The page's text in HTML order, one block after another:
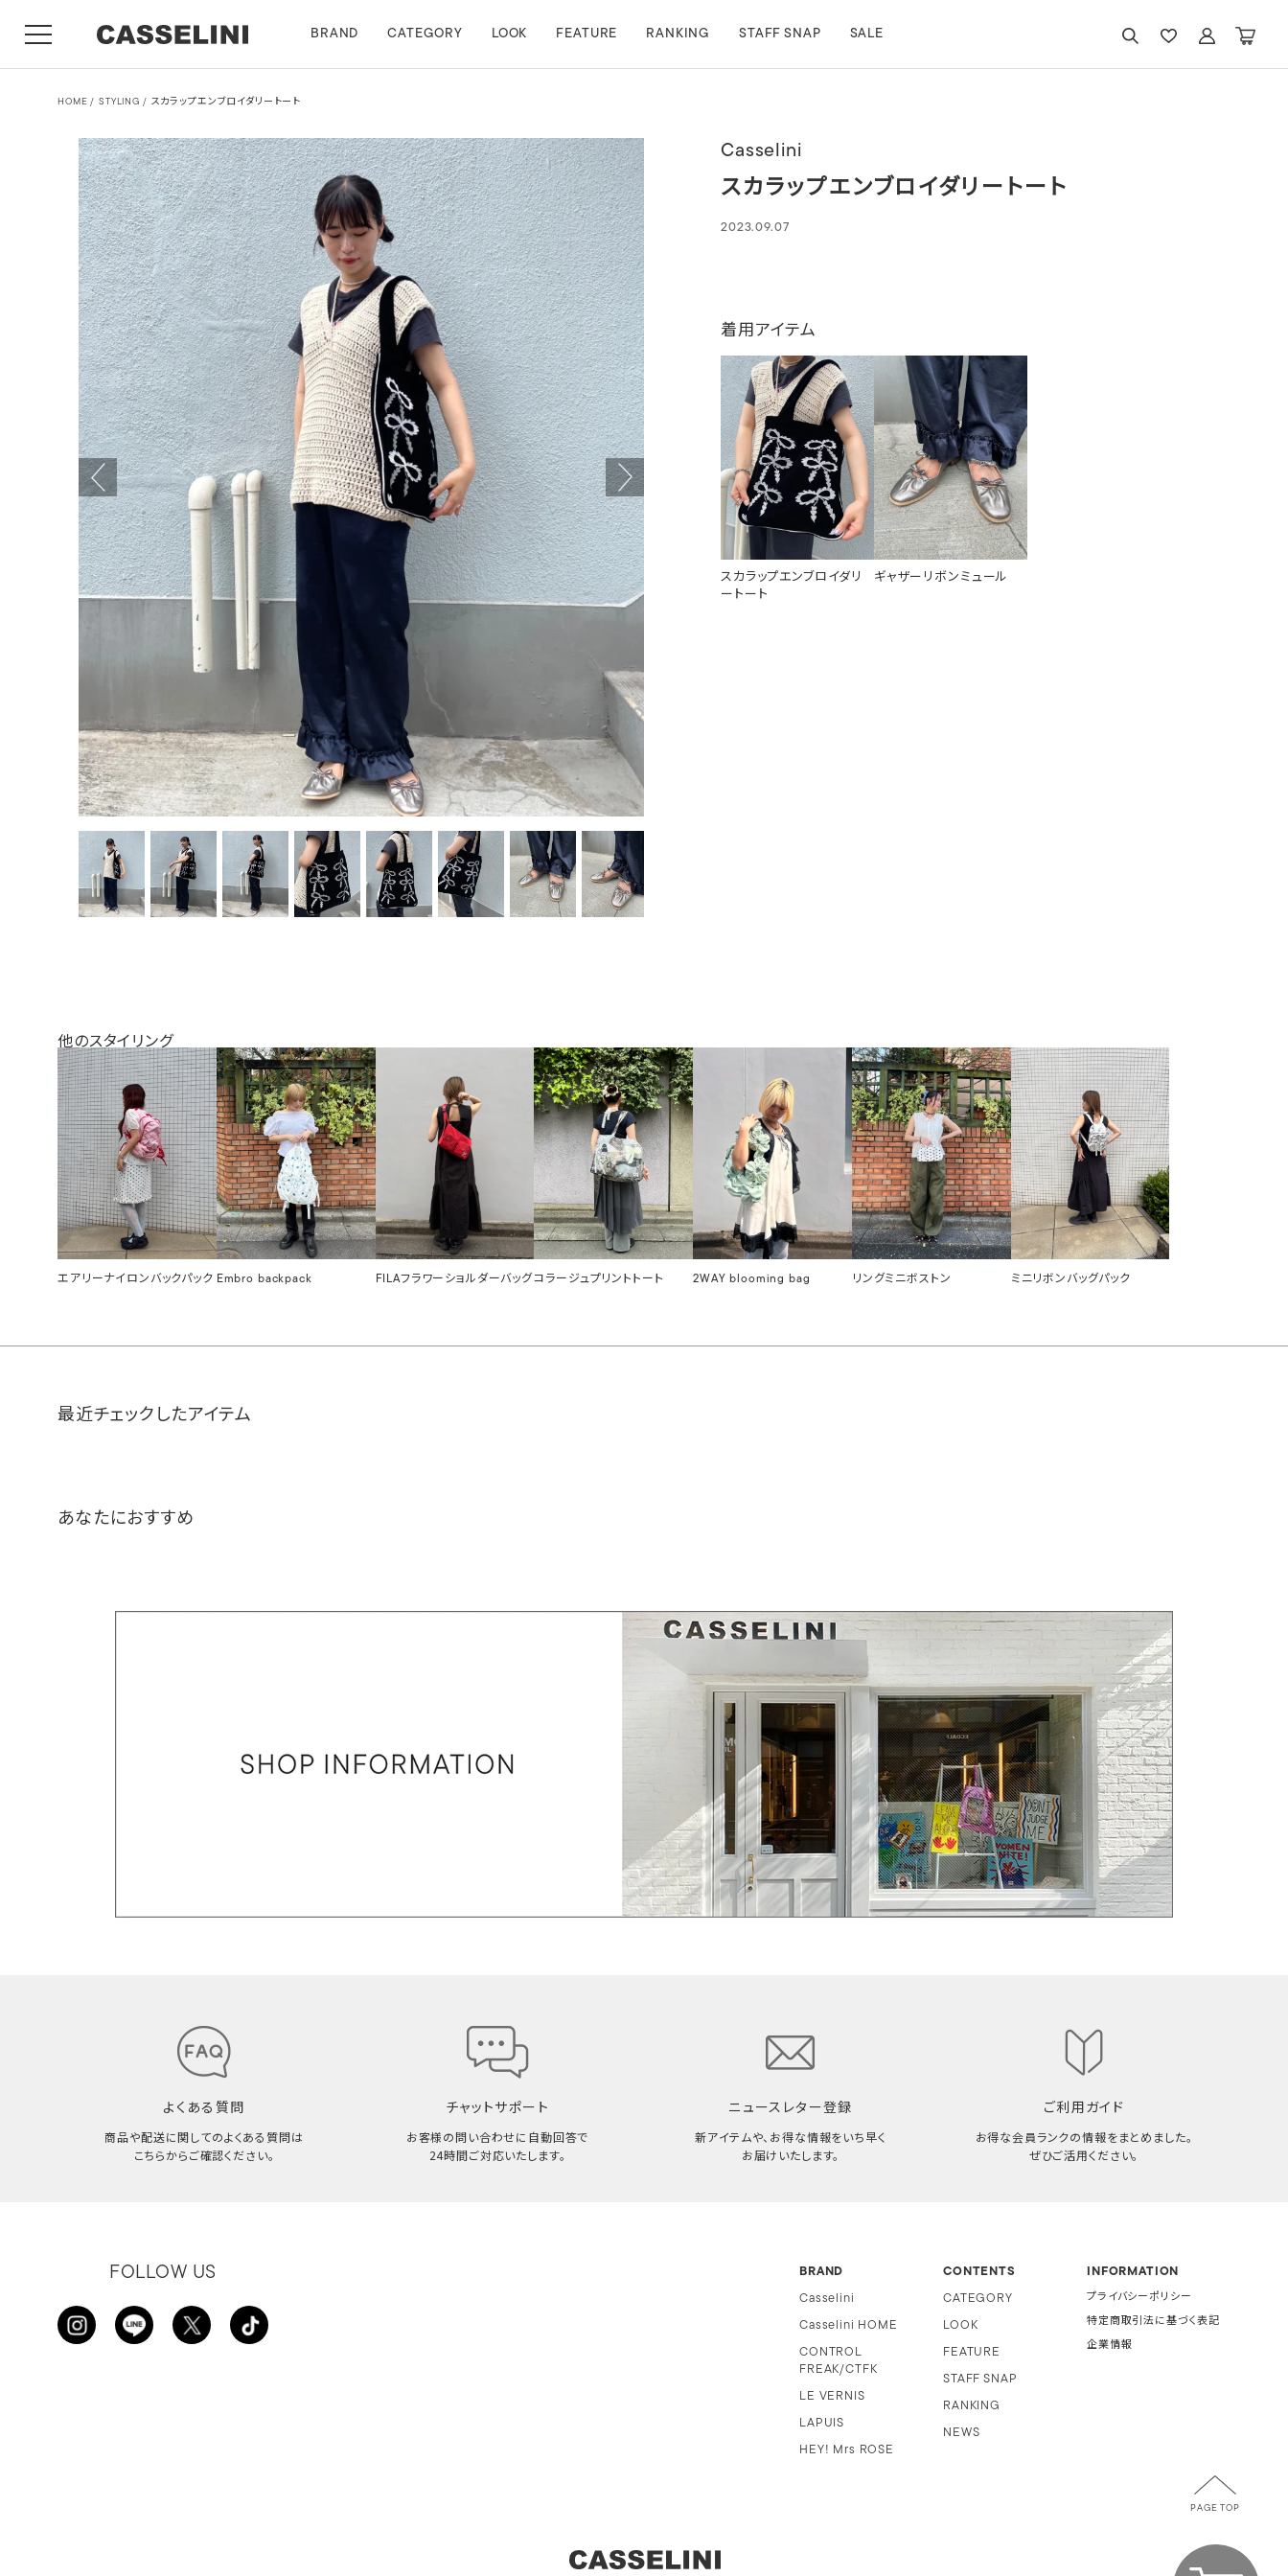
BRAND CATEGORY LOOK FEATURE RANKING STAFF SNAP SALE
HOME STYLING スカラップエンブロイダリートート
Casselini
スカラップエンブロイダリートート
2023.09.07
着用アイテム
スカラップエンブロイダリ
ートート
ギャザーリボンミュール
他のスタイリング
エアリーナイロンバックパック Embro backpack FILAフラワーショルダーバッグ コラージュプリントトート 2WAY blooming bag リングミニボストン ミニリボンバッグパック
最近チェックしたアイテム
あなたにおすすめ
よくある質問
商品や配送に関してのよくある質問は
こちらからご確認ください。
チャットサポート
お客様の問い合わせに自動回答で
24時間ご対応いたします。
ニュースレター登録
新アイテムや、お得な情報をいち早く
お届けいたします。
ご利用ガイド
お得な会員ランクの情報をまとめました。
ぜひご活用ください。
FOLLOW US BRAND
Casselini
Casselini HOME
CONTROL
FREAK/CTFK
LE VERNIS
LAPUIS
HEY! Mrs ROSE
CONTENTS
CATEGORY
LOOK
FEATURE
STAFF SNAP
RANKING
NEWS
INFORMATION
プライバシーポリシー
特定商取引法に基づく表記
企業情報
PAGE TOP